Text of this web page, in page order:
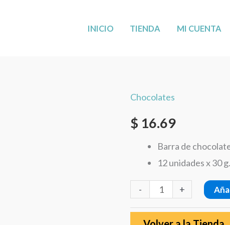
INICIO TIENDA MI CUENTA
Chocolates
$ 16.69
Barra de
12 unidades x 30 g.
-
Rikiti
Chocolate
con
Maní
12x30g
cantidad
+